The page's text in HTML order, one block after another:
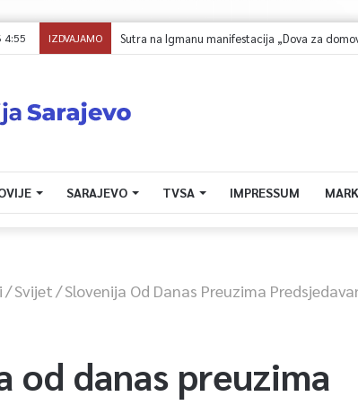
4:55 IZDVAJAMO Sutra na Igmanu manifestacija „Dova za
SARAJEVO TVSA IMPRESSUM
/Svijet/Slovenija Od Danas Preuzima
od danas preuzima